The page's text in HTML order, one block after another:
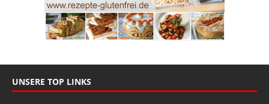
UNSERE TOP LINKS